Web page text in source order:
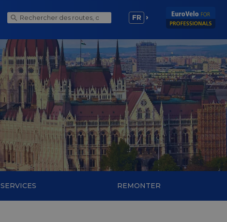
FR
SERVICES REMONTER